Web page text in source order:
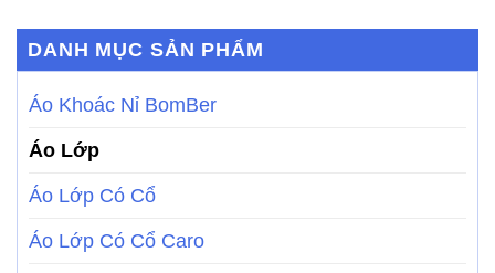
DANH MỤC SẢN PHẨM
Áo Khoác Nỉ BomBer
Áo Lớp
Áo Lớp Có Cổ
Áo Lớp Có Cổ Caro